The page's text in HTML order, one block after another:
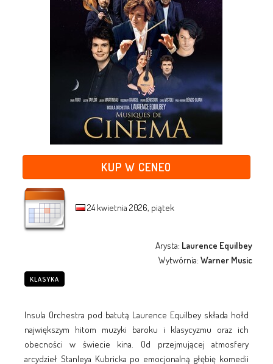
KUP W CENEO
24 kwietnia 2026, piątek
Arysta: Laurence Equilbey
Wytwórnia:Warner Music
KLASYKA
Insula Orchestra pod batutą Laurence Equilbey składa hołd
największym hitom muzyki baroku i klasycyzmu oraz ich
obecności w świecie kina. Od przejmującej atmosfery
arcydzieł Stanleya Kubricka po emocjonalną głębię komedii